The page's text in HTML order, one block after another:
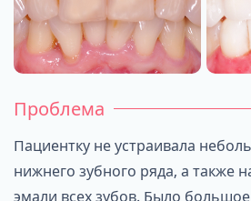
Проблема
Пациентку не устраивала
нижнего зубного ряда, а также
эмали всех зубов. Было